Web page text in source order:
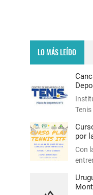
LO MÁS LEÍDO
por
Con